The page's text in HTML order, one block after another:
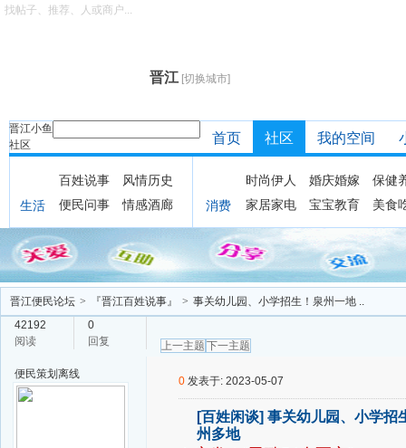
晋江 [切换城市]
晋江小鱼
社区
找帖子、推荐、人或商户...
首页 社区 我的空间
生活
百姓说事
风情历史
便民问事
情感酒廊 消费
时尚伊人 婚庆婚嫁
保健
家居家电
宝宝教育 美食
晋江便民论坛 > 『晋江百姓说事』 > 事关幼儿园、小学招生！泉州一地 ..
42192
阅读
0
回复
上一主题 下一主题
便民策划 离线
0 发表于: 2023-05-07
[百姓闲谈] 事关幼儿园、小学招
州多地